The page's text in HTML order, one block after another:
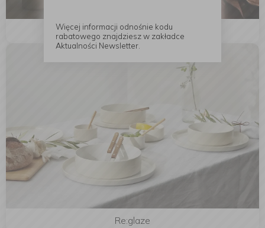
Form'art
Re:glaze
Więcej informacji odnośnie kodu
rabatowego znajdziesz w zakładce
Aktualności Newsletter.